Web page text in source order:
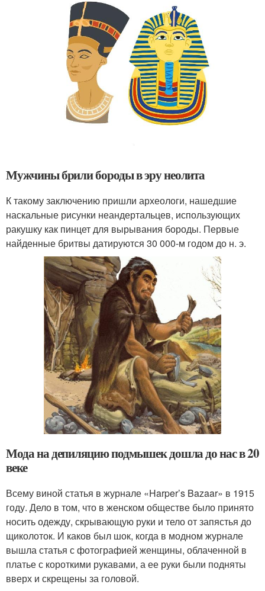
Мужчины брили бороды в эру неолита
К такому заключению пришли археологи, нашедшие
наскальные рисунки неандертальцев, использующих
ракушку как пинцет для вырывания бороды. Первые
найденные бритвы датируются 30 000-м годом до н. э.
Мода на депиляцию подмышек дошла до нас в 20
веке
Всему виной статья в журнале «Harper’s Bazaar» в 1915
году. Дело в том, что в женском обществе было принято
носить одежду, скрывающую руки и тело от запястья до
щиколоток. И каков был шок, когда в модном журнале
вышла статья с фотографией женщины, облаченной в
платье с короткими рукавами, а ее руки были подняты
вверх и скрещены за головой.